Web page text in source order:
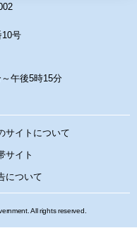
号
午後5時15分
サイトについて
サイト
について
All rights reserved.